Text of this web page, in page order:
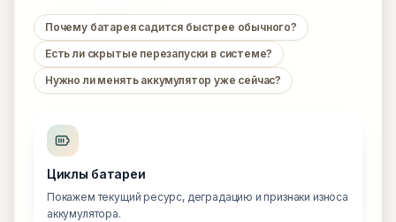
Почему батарея садится быстрее обычного?
Есть ли скрытые перезапуски в системе?
Нужно ли менять аккумулятор уже сейчас?
Циклы батареи
Покажем текущий ресурс, деградацию и признаки износа
аккумулятора.